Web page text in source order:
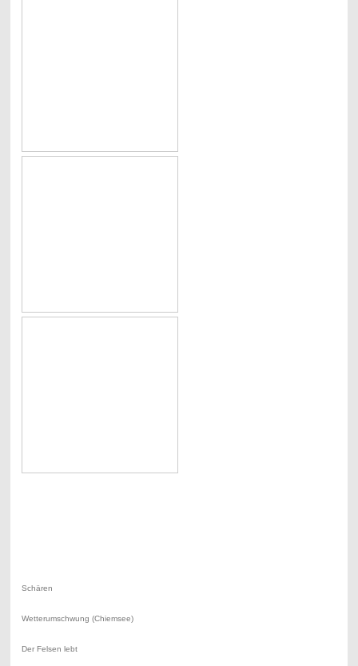
Schären
Wetterumschwung (Chiemsee)
Der Felsen lebt